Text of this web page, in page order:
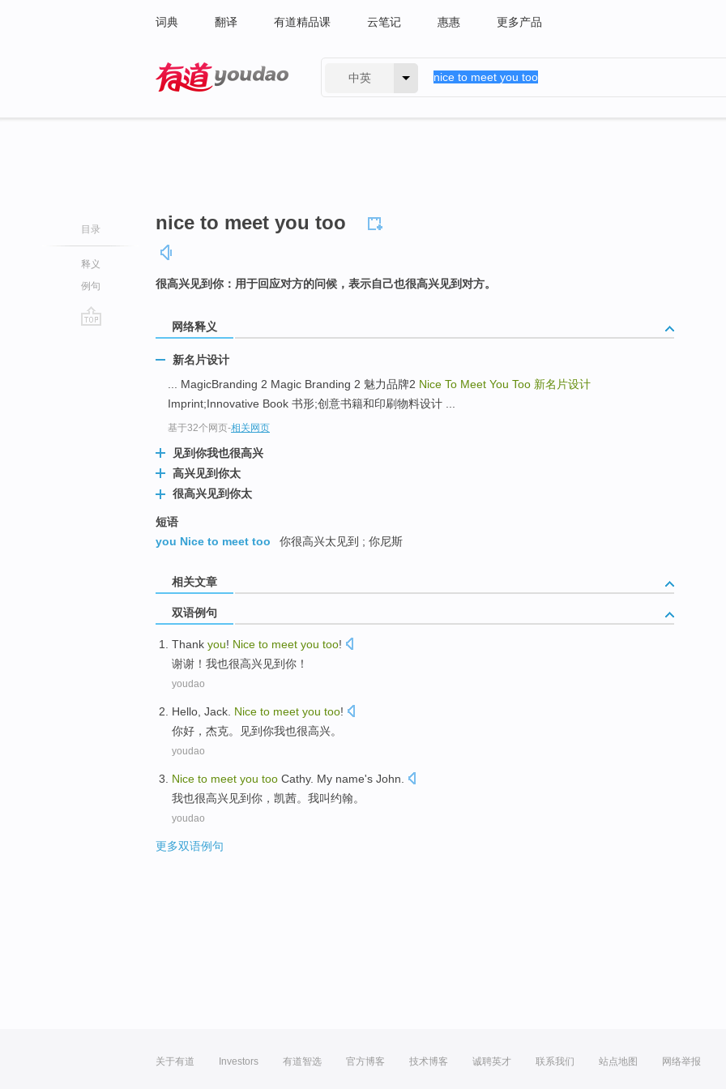
词典 翻译 有道精品课 云笔记 惠惠 更多产品
中英
目录
释义
例句
nice to meet you too
很高兴见到你：用于回应对方的问候，表示自己也很高兴见到对方。
网络释义
新名片设计
... MagicBranding 2 Magic Branding 2 魅力品牌2 Nice To Meet You Too 新名片设计
Imprint;Innovative Book 书形;创意书籍和印刷物料设计 ...
基于32个网页-相关网页
见到你我也很高兴
高兴见到你太
很高兴见到你太
短语
you Nice to meet too
你很高兴太见到 ; 你尼斯
相关文章
双语例句
Thank you! Nice to meet you too!
谢谢 ！ 我也很高兴见到你！
youdao
Hello Jack Nice to meet you too!
你好 ， 杰克。 见到你我也很高兴。
youdao
Nice to meet you too Cathy. My name's John
我也很高兴见到你 ， 凯茜。 我叫约翰。
youdao
更多双语例句
关于有道 Investors 有道智选 官方博客 技术博客 诚聘英才 联系我们 站点地图 网络举报